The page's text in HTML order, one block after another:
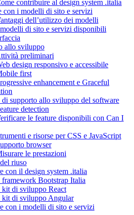
contribuire al design system .italia
con i modelli di sito e servizi
dell’utilizzo dei modelli
di sito e servizi disponibili
allo sviluppo
preliminari
design responsivo e accessibile
first
enhancement e Graceful
supporto allo sviluppo del software
detection
le feature disponibili con Can I
e risorse per CSS e JavaScript
browser
le prestazioni
riuso
con il design system .italia
Bootstrap Italia
di sviluppo React
kit di sviluppo Angular
con i modelli di sito e servizi